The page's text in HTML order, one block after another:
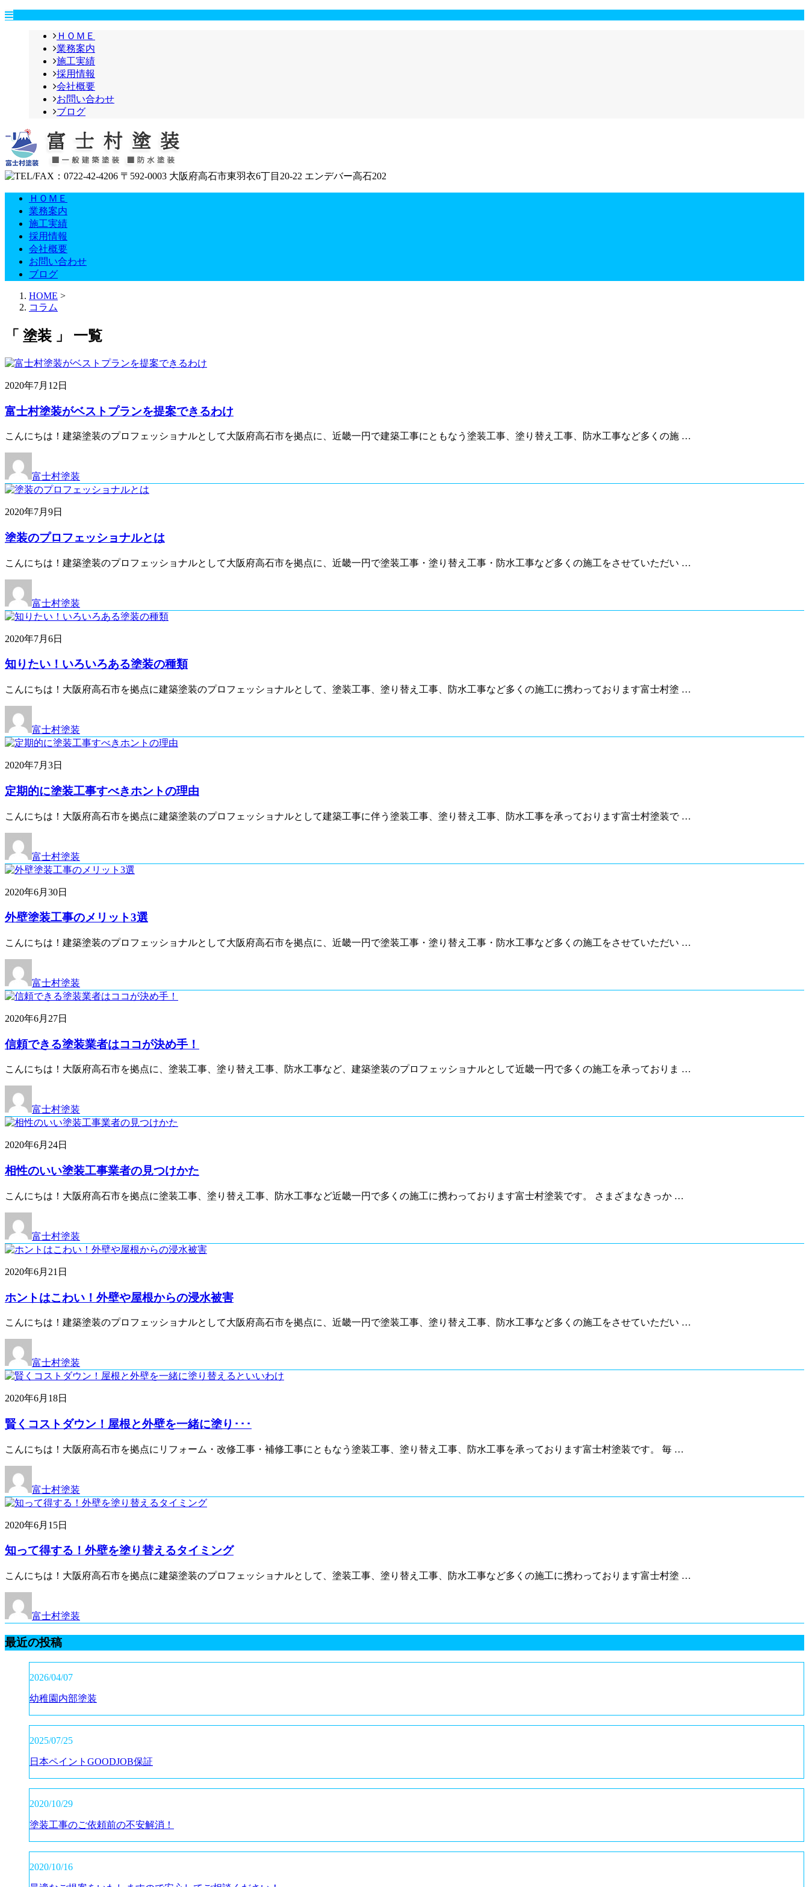
ＨＯＭＥ
業務案内
施工実績
採用情報
会社概要
お問い合わせ
ブログ
ＨＯＭＥ
業務案内
施工実績
採用情報
会社概要
お問い合わせ
ブログ
HOME >
コラム
「 塗装 」 一覧
2020年7月12日
富士村塗装がベストプランを提案できるわけ
こんにちは！建築塗装のプロフェッショナルとして大阪府高石市を拠点に、近畿一円で建築工事にともなう塗装工事、塗り替え工事、防水工事など多くの施 …
富士村塗装
2020年7月9日
塗装のプロフェッショナルとは
こんにちは！建築塗装のプロフェッショナルとして大阪府高石市を拠点に、近畿一円で塗装工事・塗り替え工事・防水工事など多くの施工をさせていただい …
富士村塗装
2020年7月6日
知りたい！いろいろある塗装の種類
こんにちは！大阪府高石市を拠点に建築塗装のプロフェッショナルとして、塗装工事、塗り替え工事、防水工事など多くの施工に携わっております富士村塗 …
富士村塗装
2020年7月3日
定期的に塗装工事すべきホントの理由
こんにちは！大阪府高石市を拠点に建築塗装のプロフェッショナルとして建築工事に伴う塗装工事、塗り替え工事、防水工事を承っております富士村塗装で …
富士村塗装
2020年6月30日
外壁塗装工事のメリット3選
こんにちは！建築塗装のプロフェッショナルとして大阪府高石市を拠点に、近畿一円で塗装工事・塗り替え工事・防水工事など多くの施工をさせていただい …
富士村塗装
2020年6月27日
信頼できる塗装業者はココが決め手！
こんにちは！大阪府高石市を拠点に、塗装工事、塗り替え工事、防水工事など、建築塗装のプロフェッショナルとして近畿一円で多くの施工を承っておりま …
富士村塗装
2020年6月24日
相性のいい塗装工事業者の見つけかた
こんにちは！大阪府高石市を拠点に塗装工事、塗り替え工事、防水工事など近畿一円で多くの施工に携わっております富士村塗装です。 さまざまなきっか …
富士村塗装
2020年6月21日
ホントはこわい！外壁や屋根からの浸水被害
こんにちは！建築塗装のプロフェッショナルとして大阪府高石市を拠点に、近畿一円で塗装工事、塗り替え工事、防水工事など多くの施工をさせていただい …
富士村塗装
2020年6月18日
賢くコストダウン！屋根と外壁を一緒に塗り･･･
こんにちは！大阪府高石市を拠点にリフォーム・改修工事・補修工事にともなう塗装工事、塗り替え工事、防水工事を承っております富士村塗装です。 毎 …
富士村塗装
2020年6月15日
知って得する！外壁を塗り替えるタイミング
こんにちは！大阪府高石市を拠点に建築塗装のプロフェッショナルとして、塗装工事、塗り替え工事、防水工事など多くの施工に携わっております富士村塗 …
富士村塗装
最近の投稿
2026/04/07
幼稚園内部塗装
2025/07/25
日本ペイントGOODJOB保証
2020/10/29
塗装工事のご依頼前の不安解消！
2020/10/16